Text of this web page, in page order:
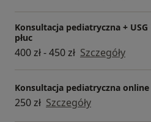
Konsultacja pediatryczna + USG
płuc
400 zł - 450 zł Szczegóły
Konsultacja pediatryczna online
250 zł Szczegóły